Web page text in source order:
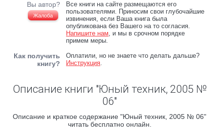
Вы автор?
Жалоба
Все книги на сайте размещаются его
пользователями. Приносим свои глубочайшие
извинения, если Ваша книга была
опубликована без Вашего на то согласия.
Напишите нам, и мы в срочном порядке
примем меры.
Как получить
книгу?
Оплатили, но не знаете что делать дальше?
Инструкция.
Описание книги "Юный техник, 2005 №
06"
Описание и краткое содержание "Юный техник, 2005 № 06"
читать бесплатно онлайн.